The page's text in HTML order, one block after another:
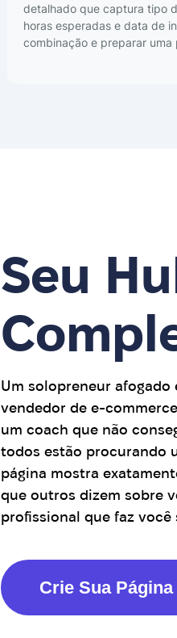
detalhado que captura tipo
horas esperadas e data de
combinação e preparar
Seu
Um solopreneur
vendedor de e-
um coach que não
todos estão procurando
página mostra
que outros dizem sobre
profissional que faz você
Crie Sua Página